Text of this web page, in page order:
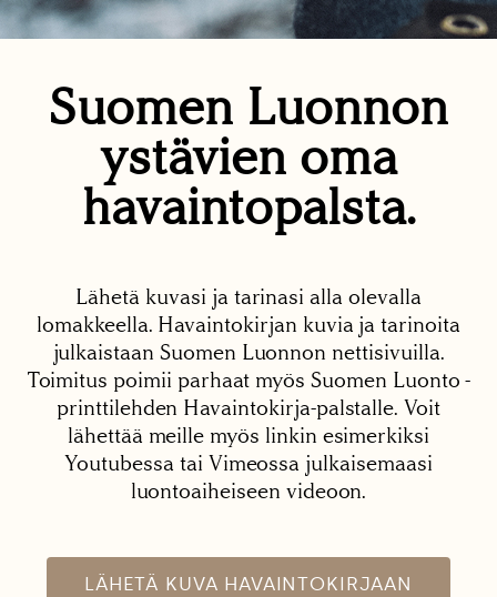
Suomen Luonnon
ystävien oma
havaintopalsta.
Lähetä kuvasi ja tarinasi alla olevalla
lomakkeella. Havaintokirjan kuvia ja tarinoita
julkaistaan Suomen Luonnon nettisivuilla.
Toimitus poimii parhaat myös Suomen Luonto -
printtilehden Havaintokirja-palstalle. Voit
lähettää meille myös linkin esimerkiksi
Youtubessa tai Vimeossa julkaisemaasi
luontoaiheiseen videoon.
LÄHETÄ KUVA HAVAINTOKIRJAAN